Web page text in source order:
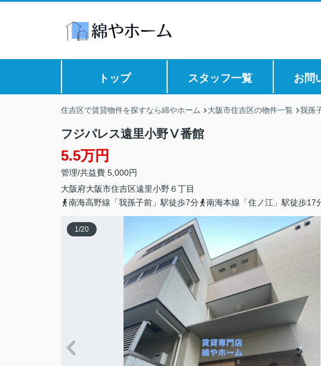
トップ スタッフ一覧 お問
住吉区で賃貸物件を探すなら綿やホーム 大阪市住吉区の物件一覧 我孫
フジパレス遠里小野Ⅴ番館
5.5万円
管理/共益費 5,000円
大阪府大阪市住吉区遠里小野６丁目
南海高野線「我孫子前」駅徒歩7分
南海本線「住ノ江」駅徒歩17
1/20